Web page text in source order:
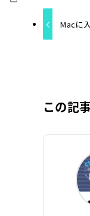
Macに
この記